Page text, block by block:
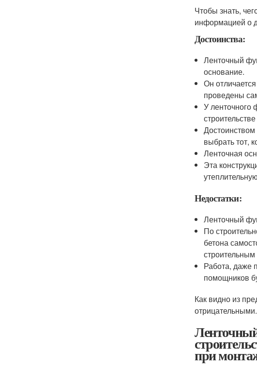
Чтобы знать,
информацией о
Достоинства:
Ленточный
основание.
Он
проведены
У ленточного
выбрать тот,
Ленточная
Эта
Недостатки:
Ленточный
По
бетона
Работа, даже
помощников
Как видно из
отрицательными.
при